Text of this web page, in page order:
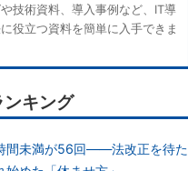
技術資料、導入事例など、IT導
役立つ資料を簡単に入手できま
ンキング
間未満が56回――法改正を待た